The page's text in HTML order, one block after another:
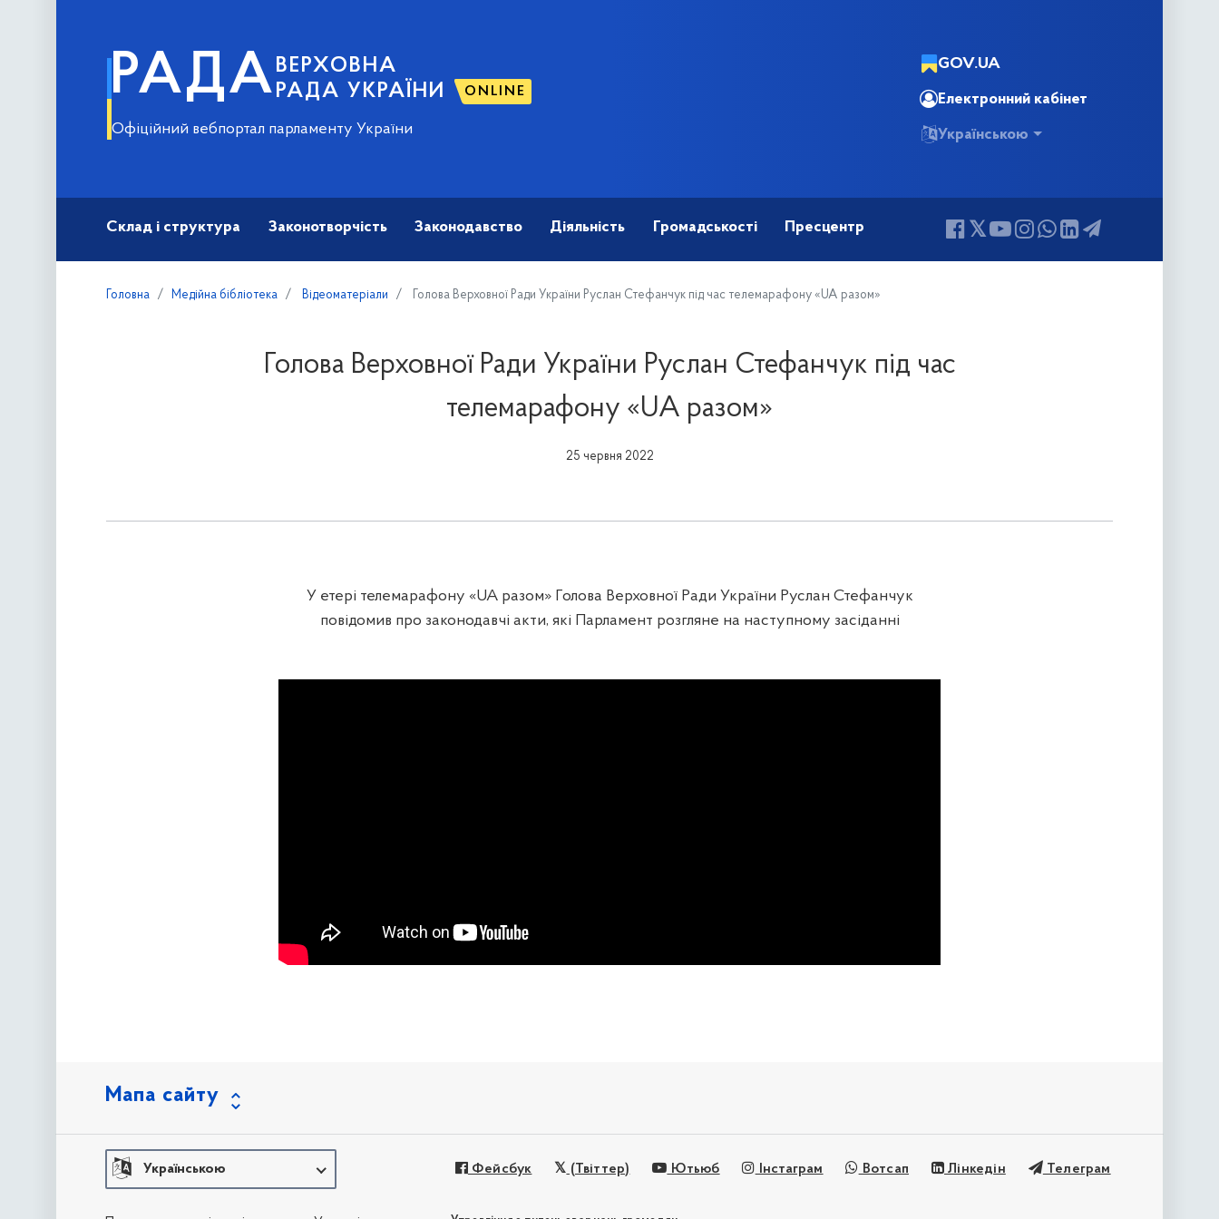
РАДА ВЕРХОВНА
РАДА УКРАЇНИ
ONLINE
Офіційний вебпортал парламенту України
GOV.UA
Електронний кабінет
Українською
Склад і структура Законотворчість Законодавство Діяльність Громадськості Пресцентр
Головна Медійна бібліотека Відеоматеріали Голова Верховної Ради України Руслан Стефанчук під час телемарафону «UA разом»
Голова Верховної Ради України Руслан Стефанчук під час
телемарафону «UA разом»
25 червня 2022
У етері телемарафону «UA разом» Голова Верховної Ради України Руслан Стефанчук
повідомив про законодавчі акти, які Парламент розгляне на наступному засіданні
Мапа сайту
Українською Фейсбук (Твіттер) Ютьюб Інстаграм Вотсап Лінкедін Телеграм